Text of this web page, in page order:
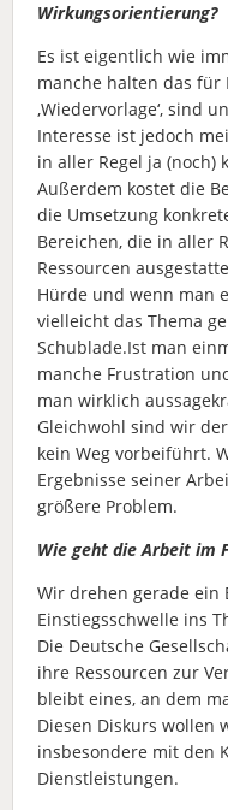
Wirkungsorientierung?
Es ist eigentlich wie
manche halten das für
‚Wiedervorlage‘, sind
Interesse ist jedoch
in aller Regel ja (noch)
Außerdem kostet die
die Umsetzung
Bereichen, die in aller
Ressourcen
Hürde und wenn man
vielleicht das Thema
Schublade.Ist man
manche Frustration
man wirklich
Gleichwohl sind wir
kein Weg vorbeiführt.
Ergebnisse seiner
größere Problem.
Wie geht die Arbeit im
Wir drehen gerade ein
Einstiegsschwelle ins
Die Deutsche
ihre Ressourcen zur
bleibt eines, an dem
Diesen Diskurs wollen
insbesondere mit den
Dienstleistungen.